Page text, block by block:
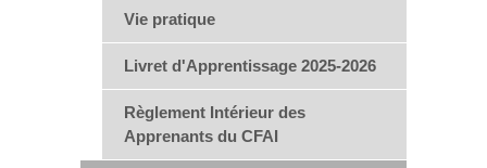
Vie pratique
Livret d'Apprentissage 2025-2026
Règlement Intérieur des
Apprenants du CFAI